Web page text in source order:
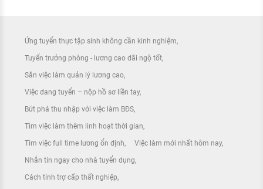
Ứng tuyển thực tập sinh không cần kinh nghiệm
Tuyển trưởng phòng - lương cao đãi ngộ tốt
Săn việc làm quản lý lương cao
Việc đang tuyển – nộp hồ sơ liền tay
Bứt phá thu nhập với việc làm BĐS
Tìm việc làm thêm linh hoạt thời gian
Tìm việc full time lương ổn định Việc làm mới nhất hôm nay
Nhắn tin ngay cho nhà tuyển dụng
Cách tính trợ cấp thất nghiệp